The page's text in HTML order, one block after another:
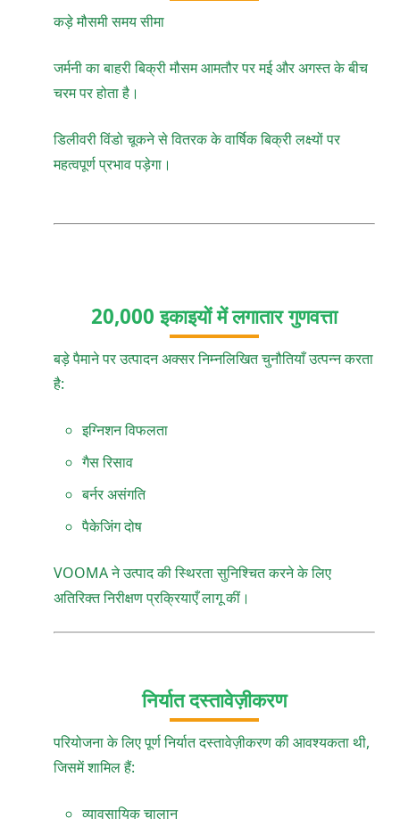
कड़े मौसमी समय सीमा
जर्मनी का बाहरी बिक्री मौसम आमतौर पर मई और अगस्त के बीच
चरम पर होता है।
डिलीवरी विंडो चूकने से वितरक के वार्षिक बिक्री लक्ष्यों पर
महत्वपूर्ण प्रभाव पड़ेगा।
20,000 इकाइयों में लगातार गुणवत्ता
बड़े पैमाने पर उत्पादन अक्सर निम्नलिखित चुनौतियाँ उत्पन्न करता
है:
इग्निशन विफलता
गैस रिसाव
बर्नर असंगति
पैकेजिंग दोष
VOOMA ने उत्पाद की स्थिरता सुनिश्चित करने के लिए
अतिरिक्त निरीक्षण प्रक्रियाएँ लागू कीं।
निर्यात दस्तावेज़ीकरण
परियोजना के लिए पूर्ण निर्यात दस्तावेज़ीकरण की आवश्यकता थी,
जिसमें शामिल हैं:
व्यावसायिक चालान